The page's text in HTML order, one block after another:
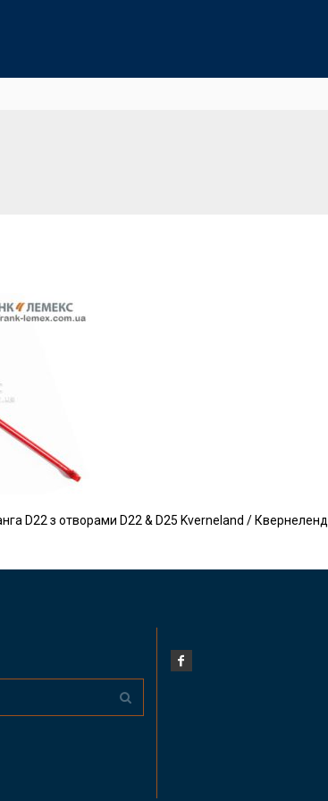
D22 з отворами D22 & D25 Kverneland / Квернеленд